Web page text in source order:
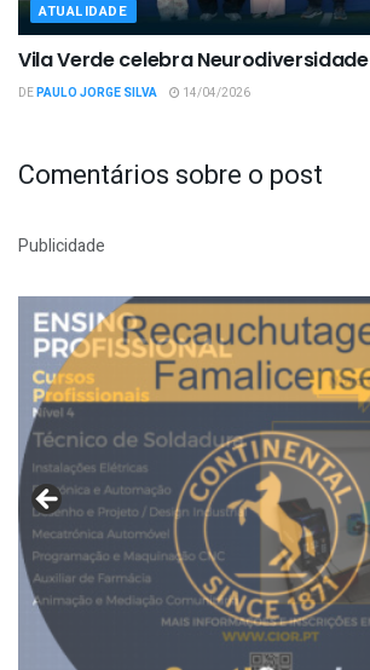
ATUALIDADE
Vila Verde celebra Neurodiversidade
DEPAULO JORGE SILVA 14/04/2026
Comentários sobre o post
Publicidade